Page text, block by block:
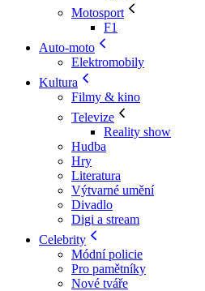
Motosport
F1
Auto-moto
Elektromobily
Kultura
Filmy & kino
Televize
Reality show
Hudba
Hry
Literatura
Výtvarné umění
Divadlo
Digi a stream
Celebrity
Módní policie
Pro pamětníky
Nové tváře